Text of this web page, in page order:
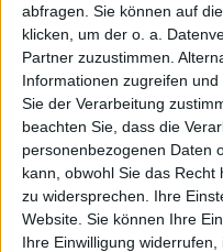
abfragen. Sie können auf
klicken, um der o. a.
Partner zuzustimmen.
Informationen zugreifen
Sie der Verarbeitung
beachten Sie, dass die
personenbezogenen Daten
kann, obwohl Sie das
zu widersprechen. Ihre
Website. Sie können Ihre
Ihre Einwilligung
Die 6 weiteren
du dir besser nicht
1. Ihr habt euch nach den
man ja wirklich nicht
„Beneath The Remains“
SEPULTURA-Album ist –
Zwillinge geworden.